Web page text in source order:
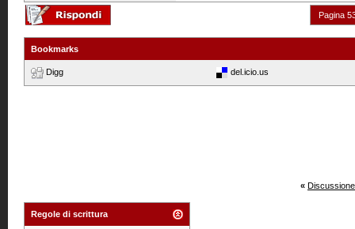
Pagina
Bookmarks
Digg del.icio.us
«
Regole di scrittura